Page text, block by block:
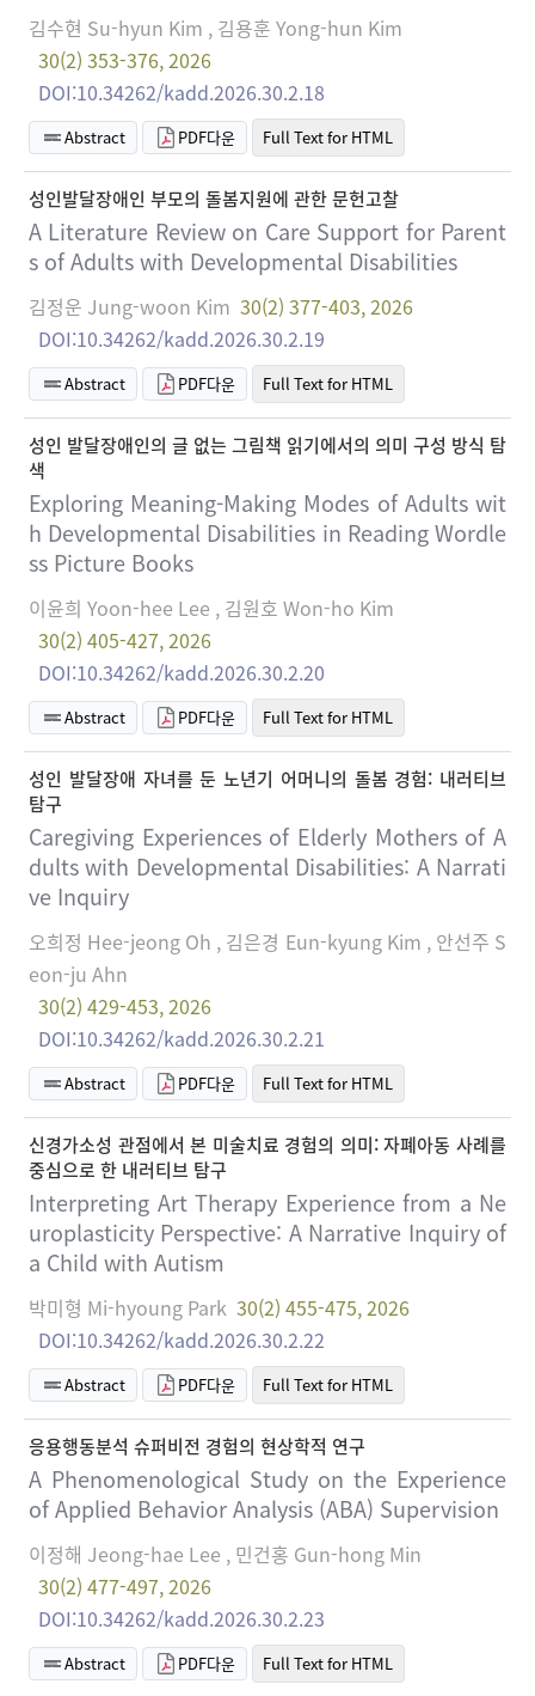
김수현 Su-hyun Kim , 김용훈 Yong-hun Kim
30(2) 353-376, 2026
DOI:10.34262/kadd.2026.30.2.18
Abstract PDF다운 Full Text for HTML
성인발달장애인 부모의 돌봄지원에 관한 문헌고찰
A Literature Review on Care Support for Parent
s of Adults with Developmental Disabilities
김정운 Jung-woon Kim 30(2) 377-403, 2026
DOI:10.34262/kadd.2026.30.2.19
Abstract PDF다운 Full Text for HTML
성인 발달장애인의 글 없는 그림책 읽기에서의 의미 구성 방식 탐
색
Exploring Meaning-Making Modes of Adults wit
h Developmental Disabilities in Reading Wordle
ss Picture Books
이윤희 Yoon-hee Lee , 김원호 Won-ho Kim
30(2) 405-427, 2026
DOI:10.34262/kadd.2026.30.2.20
Abstract PDF다운 Full Text for HTML
성인 발달장애 자녀를 둔 노년기 어머니의 돌봄 경험: 내러티브
탐구
Caregiving Experiences of Elderly Mothers of A
dults with Developmental Disabilities: A Narrati
ve Inquiry
오희정 Hee-jeong Oh , 김은경 Eun-kyung Kim , 안선주 S
eon-ju Ahn
30(2) 429-453, 2026
DOI:10.34262/kadd.2026.30.2.21
Abstract PDF다운 Full Text for HTML
신경가소성 관점에서 본 미술치료 경험의 의미: 자폐아동 사례를
중심으로 한 내러티브 탐구
Interpreting Art Therapy Experience from a Ne
uroplasticity Perspective: A Narrative Inquiry of
a Child with Autism
박미형 Mi-hyoung Park 30(2) 455-475, 2026
DOI:10.34262/kadd.2026.30.2.22
Abstract PDF다운 Full Text for HTML
응용행동분석 슈퍼비전 경험의 현상학적 연구
A Phenomenological Study on the Experience
of Applied Behavior Analysis (ABA) Supervision
이정해 Jeong-hae Lee , 민건홍 Gun-hong Min
30(2) 477-497, 2026
DOI:10.34262/kadd.2026.30.2.23
Abstract PDF다운 Full Text for HTML